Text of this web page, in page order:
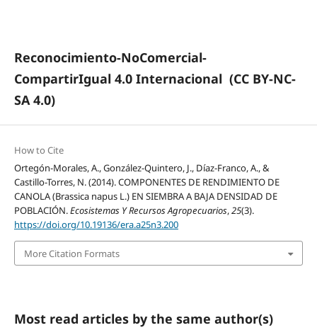
Reconocimiento-NoComercial-
CompartirIgual 4.0 Internacional (CC BY-NC-
SA 4.0)
How to Cite
Ortegón-Morales, A., González-Quintero, J., Díaz-Franco, A., &
Castillo-Torres, N. (2014). COMPONENTES DE RENDIMIENTO DE
CANOLA (Brassica napus L.) EN SIEMBRA A BAJA DENSIDAD DE
POBLACIÓN.Ecosistemas Y Recursos Agropecuarios,25(3).
https://doi.org/10.19136/era.a25n3.200
More Citation Formats
Most read articles by the same author(s)